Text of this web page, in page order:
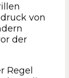
von
der
Regel